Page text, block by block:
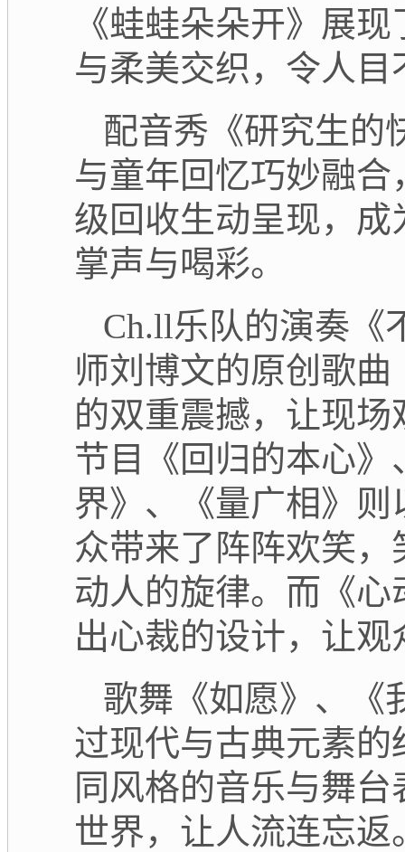
《蛙蛙朵朵开》展
与柔美交织，令人
配音秀《研究生的
与童年回忆巧妙融合
级回收生动呈现， 成
掌声与喝彩。
Ch.ll乐队的演奏《
师刘博文的原创歌曲
的双重震撼， 让现场
节目《回归的本心
界》、《量广相》
众带来了阵阵欢笑
动人的旋律。而《
出心裁的设计，让
歌舞《如愿》、《
过现代与古典元素
同风格的音乐与舞台
世界，让人流连忘返